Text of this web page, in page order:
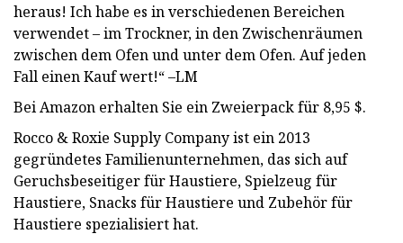
heraus! Ich habe es in verschiedenen Bereichen
verwendet – im Trockner, in den Zwischenräumen
zwischen dem Ofen und unter dem Ofen. Auf jeden
Fall einen Kauf wert!“ –LM
Bei Amazon erhalten Sie ein Zweierpack für 8,95 $.
Rocco & Roxie Supply Company ist ein 2013
gegründetes Familienunternehmen, das sich auf
Geruchsbeseitiger für Haustiere, Spielzeug für
Haustiere, Snacks für Haustiere und Zubehör für
Haustiere spezialisiert hat.